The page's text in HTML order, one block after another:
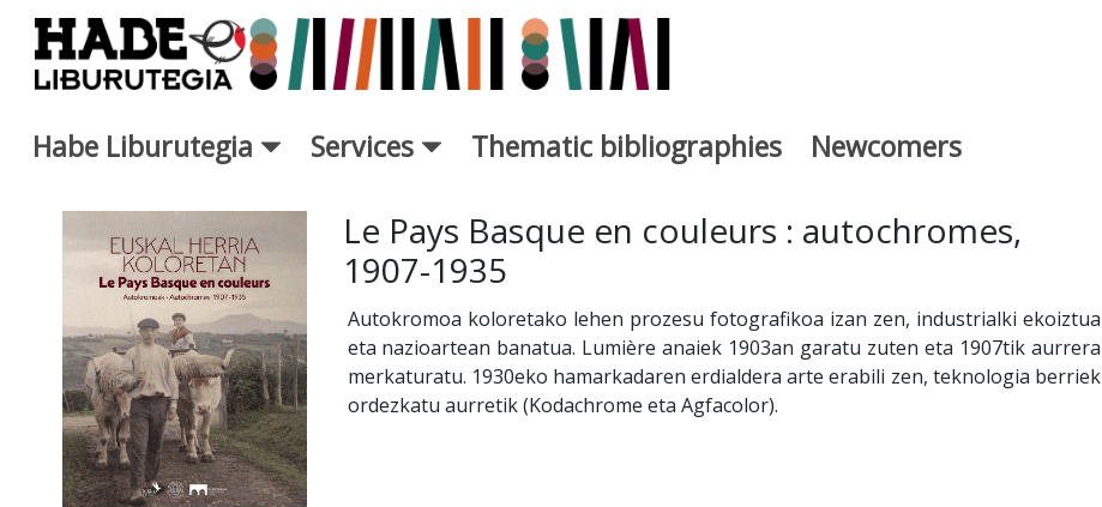
Skip to Main Content
Habe Liburutegia Services Thematic bibliographies Newcomers
New Books Card - LiburutegiaLe Pays Basque en couleurs : autochromes,
1907-1935
Autokromoa koloretako lehen prozesu fotografikoa izan zen, industrialki ekoiztua
eta nazioartean banatua. Lumière anaiek 1903an garatu zuten eta 1907tik aurrera
merkaturatu. 1930eko hamarkadaren erdialdera arte erabili zen, teknologia berriek
ordezkatu aurretik (Kodachrome eta Agfacolor).